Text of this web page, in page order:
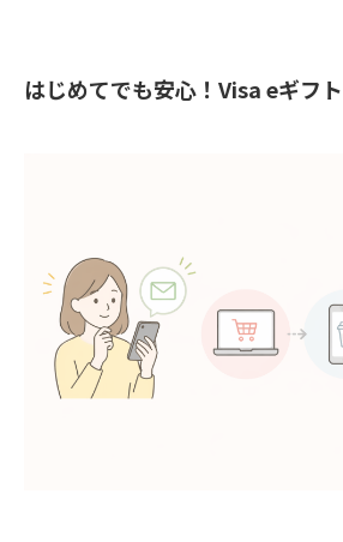
はじめてでも安心！Visa eギフ